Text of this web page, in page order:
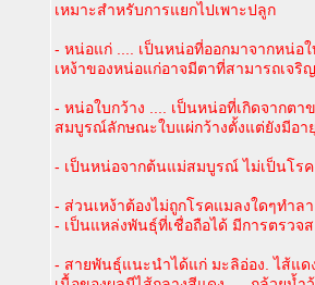
เหมาะสำหรับการแยกไปเพาะปลูก
- หน่อแก่ .... เป็นหน่อที่ออกมาจากหน่
เหง้าของหน่อแก่อาจมีตาที่สามารถเจ
- หน่อใบกว้าง .... เป็นหน่อที่เกิดจากตา
สมบูรณ์ลักษณะใบแผ่กว้างตั้งแต่ยังมีอา
- เป็นหน่อจากต้นแม่สมบูรณ์ ไม่เป็นโรค
- ส่วนเหง้าต้องไม่ถูกโรคแมลงใดๆทำล
- เป็นแหล่งพันธุ์ที่เชื่อถือได้ มีการตรวจ
- สายพันธุ์แนะนำได้แก่ มะลิอ่อง. ไส้แ